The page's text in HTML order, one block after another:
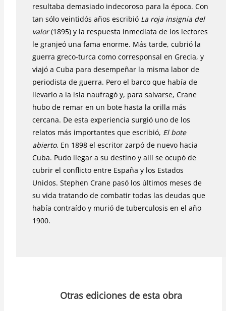
resultaba demasiado indecoroso para la época. Con
tan sólo veintidós años escribió La roja insignia del
valor(1895) y la respuesta inmediata de los lectores
le granjeó una fama enorme. Más tarde, cubrió la
guerra greco-turca como corresponsal en Grecia, y
viajó a Cuba para desempeñar la misma labor de
periodista de guerra. Pero el barco que había de
llevarlo a la isla naufragó y, para salvarse, Crane
hubo de remar en un bote hasta la orilla más
cercana. De esta experiencia surgió uno de los
relatos más importantes que escribió, El bote
abierto. En 1898 el escritor zarpó de nuevo hacia
Cuba. Pudo llegar a su destino y allí se ocupó de
cubrir el conflicto entre España y los Estados
Unidos. Stephen Crane pasó los últimos meses de
su vida tratando de combatir todas las deudas que
había contraído y murió de tuberculosis en el año
1900.
Otras ediciones de esta obra